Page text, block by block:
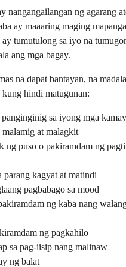
nangangailangan ng agarang
ay maaaring maging
ay tumutulong sa iyo na
ang mga bagay.
na dapat bantayan, na
hindi matugunan:
panginginig sa iyong mga kamay
malamig at malagkit
ng puso o pakiramdam ng
parang kagyat at matindi
pagbabago sa mood
ng kaba nang
ng pagkahilo
sa pag-iisip nang malinaw
ng balat